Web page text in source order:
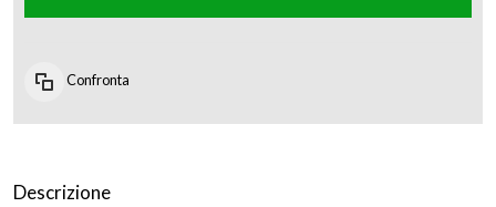
Confronta
Descrizione